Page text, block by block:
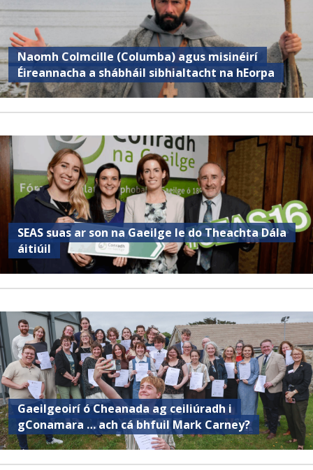
Naomh Colmcille (Columba) agus misinéirí
Éireannacha a shábháil sibhialtacht na hEorpa
SEAS suas ar son na Gaeilge le do Theachta Dála
áitiúil
Gaeilgeoirí ó Cheanada ag ceiliúradh i
gConamara … ach cá bhfuil Mark Carney?